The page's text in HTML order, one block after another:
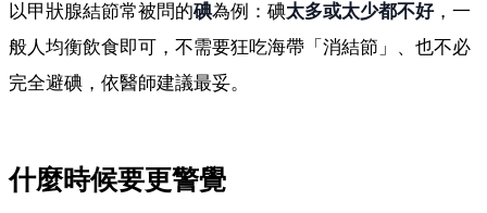
以甲狀腺結節常被問的碘為例：碘太多或太少都不好，一
般人均衡飲食即可，不需要狂吃海帶「消結節」、也不必
完全避碘，依醫師建議最妥。
什麼時候要更警覺